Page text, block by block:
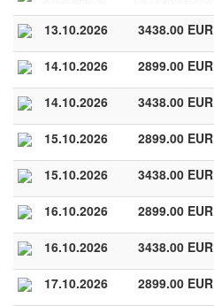
13.10.2026 3438.00 EUR
14.10.2026 2899.00 EUR
14.10.2026 3438.00 EUR
15.10.2026 2899.00 EUR
15.10.2026 3438.00 EUR
16.10.2026 2899.00 EUR
16.10.2026 3438.00 EUR
17.10.2026 2899.00 EUR